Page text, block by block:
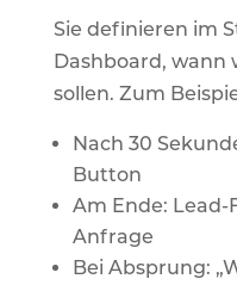
Sie definieren im
Dashboard, wann
sollen. Zum
Nach 30
Button
Am Ende:
Anfrage
Bei Absprung: